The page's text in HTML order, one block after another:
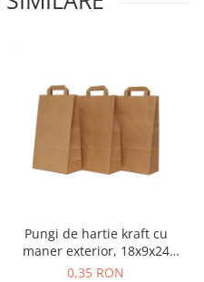
Pungi de hartie kraft cu
maner exterior, 18x9x24
cm, 250 buc - natur
0,35 RON